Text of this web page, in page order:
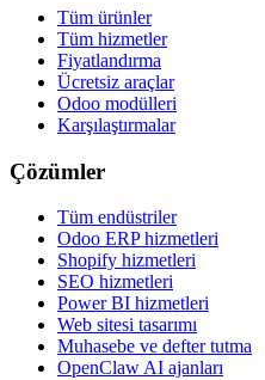
Tüm ürünler
Tüm hizmetler
Fiyatlandırma
Ücretsiz araçlar
Odoo modülleri
Karşılaştırmalar
Çözümler
Tüm endüstriler
Odoo ERP hizmetleri
Shopify hizmetleri
SEO hizmetleri
Power BI hizmetleri
Web sitesi tasarımı
Muhasebe ve defter tutma
OpenClaw AI ajanları